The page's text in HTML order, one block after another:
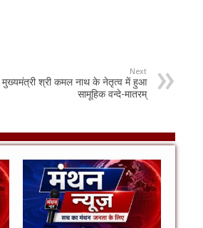
Next
मुख्यमंत्री श्री कमल नाथ के नेतृत्व में हुआ
सामूहिक वन्दे-मातरम्